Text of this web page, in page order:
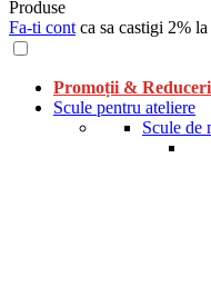
Produse
Fa-ti cont ca sa castigi 2%
Promoții & Reduceri
Scule pentru ateliere
Scule de